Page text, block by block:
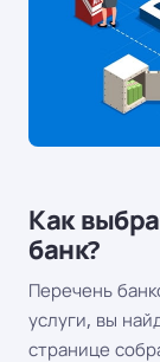
Как
банк?
Перечень
услуги, вы
странице